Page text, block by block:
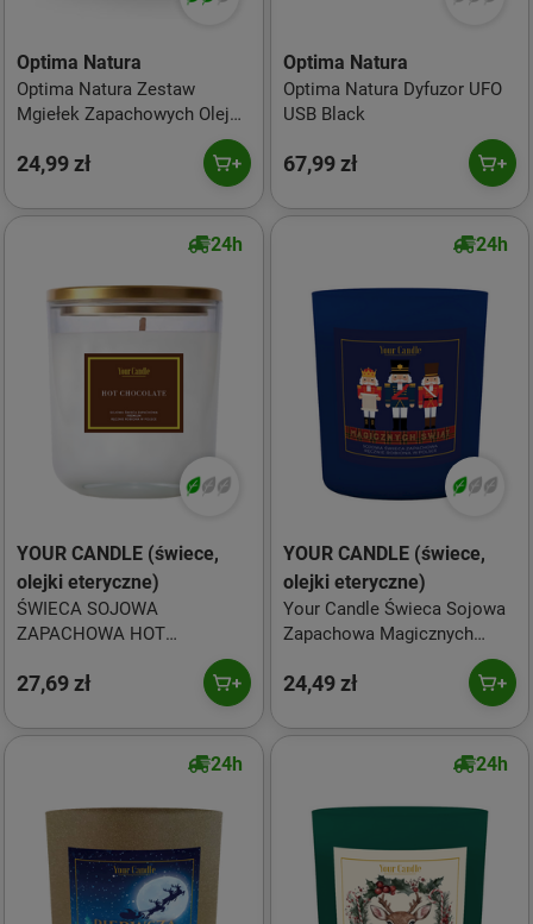
Optima Natura
Optima Natura Zestaw
Mgiełek Zapachowych Olejek
ml
24,99 zł
Optima Natura
Optima Natura Dyfuzor UFO
USB Black
67,99 zł
24h
YOUR CANDLE (świece,
olejki eteryczne)
ŚWIECA SOJOWA
ZAPACHOWA HOT
CHOCOLATE 180 ml - YOUR
CANDLE (PRODUKT
27,69 zł
24h
YOUR CANDLE (świece,
olejki eteryczne)
Your Candle Świeca Sojowa
Zapachowa Magicznych
24,49 zł
24h 24h